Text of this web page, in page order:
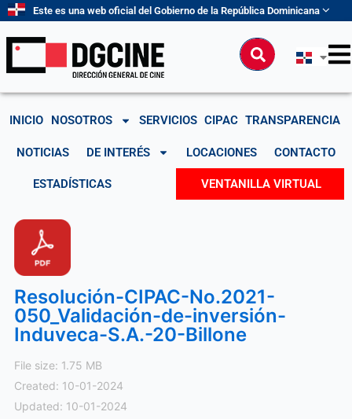
contenido
Este es una web oficial del Gobierno de la República Dominicana
Buscar
INICIO NOSOTROS SERVICIOS CIPAC TRANSPARENCIA
NOTICIAS DE INTERÉS LOCACIONES CONTACTO
ESTADÍSTICAS VENTANILLA VIRTUAL
Resolución-CIPAC-No.2021-
050_Validación-de-inversión-
Induveca-S.A.-20-Billone
File size: 1.75 MB
Created: 10-01-2024
Updated: 10-01-2024